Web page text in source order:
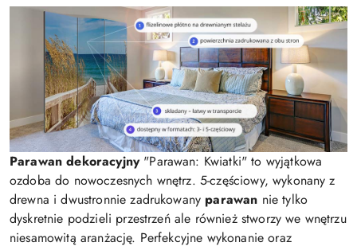
Parawan dekoracyjny"Parawan: Kwiatki" to wyjątkowa
ozdoba do nowoczesnych wnętrz. 5-częściowy, wykonany z
drewna i dwustronnie zadrukowany parawan nie tylko
dyskretnie podzieli przestrzeń ale również stworzy we wnętrzu
niesamowitą aranżację. Perfekcyjne wykonanie oraz